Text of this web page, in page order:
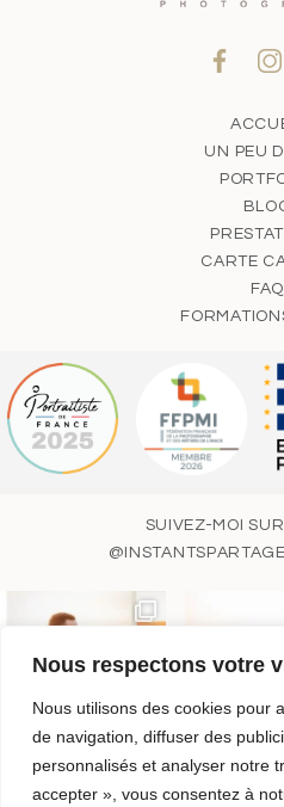
Nous respectons votre
Nous utilisons des cookies pour
de navigation, diffuser des
personnalisés et analyser notre
accepter », vous consentez à
UN PEU
CARTE
FAQ
SUIVEZ-MOI